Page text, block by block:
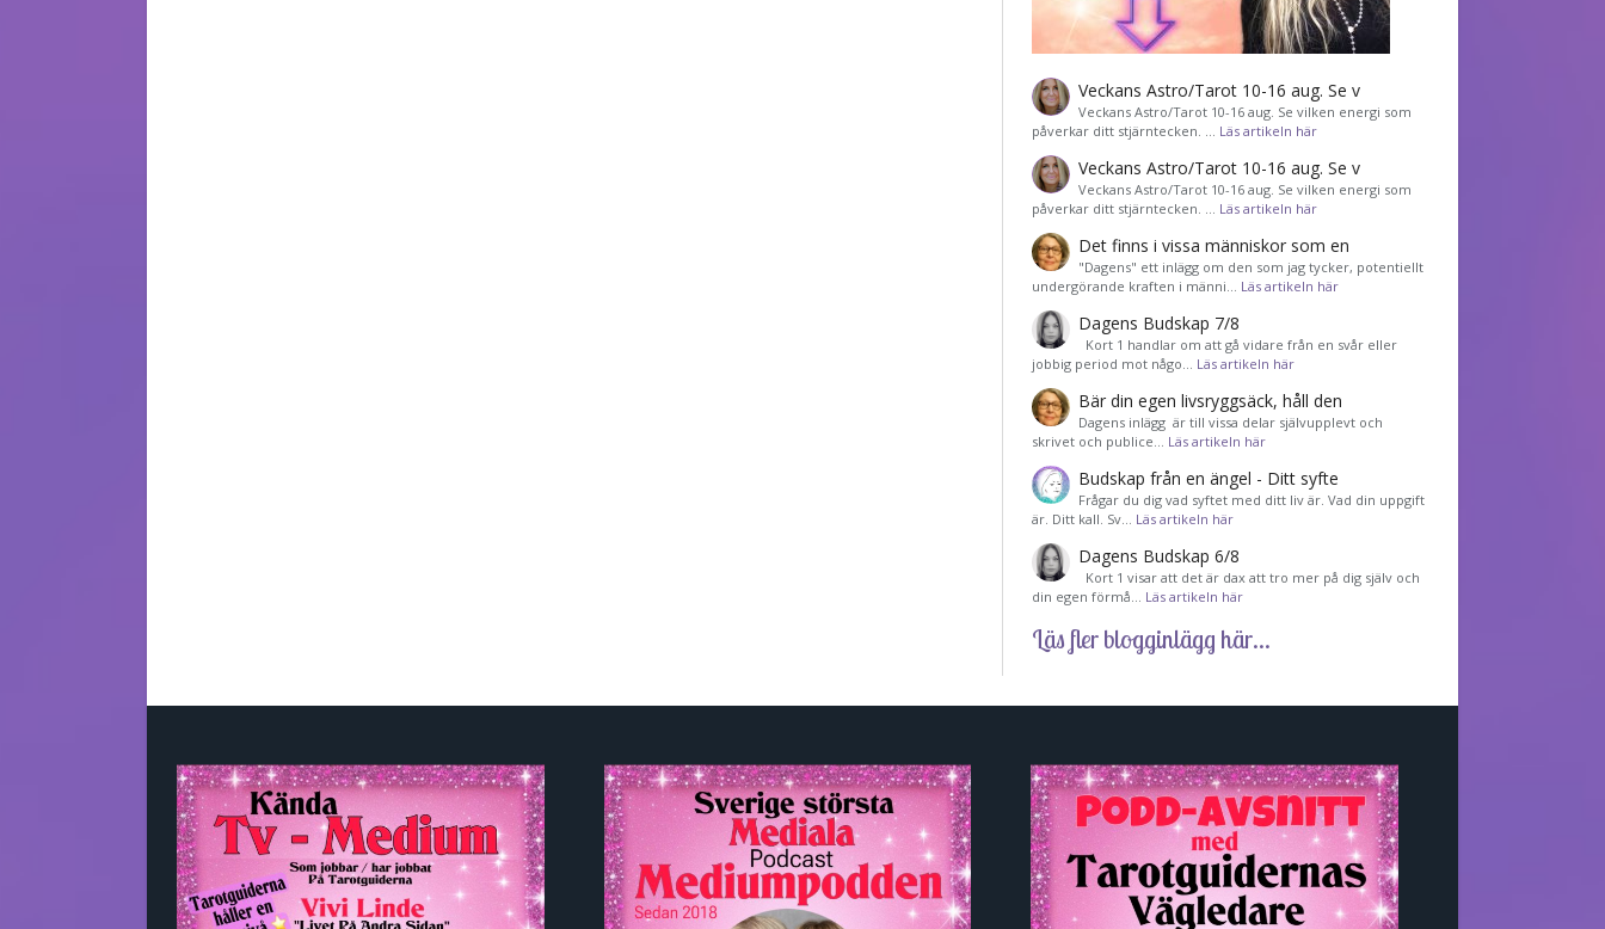
Veckans Astro/Tarot 10-16 aug. Se v
Veckans Astro/Tarot 10-16 aug. Se vilken energi som
påverkar ditt stjärntecken. … Läs artikeln här
Veckans Astro/Tarot 10-16 aug. Se v
Veckans Astro/Tarot 10-16 aug. Se vilken energi som
påverkar ditt stjärntecken. … Läs artikeln här
Det finns i vissa människor som en
"Dagens" ett inlägg om den som jag tycker, potentiellt
undergörande kraften i männi… Läs artikeln här
Dagens Budskap 7/8
Kort 1 handlar om att gå vidare från en svår eller
jobbig period mot någo… Läs artikeln här
Bär din egen livsryggsäck, håll den
Dagens inlägg är till vissa delar självupplevt och
skrivet och publice… Läs artikeln här
Budskap från en ängel - Ditt syfte
Frågar du dig vad syftet med ditt liv är. Vad din uppgift
är. Ditt kall. Sv… Läs artikeln här
Dagens Budskap 6/8
Kort 1 visar att det är dax att tro mer på dig själv och
din egen förmå… Läs artikeln här
Läs fler blogginlägg här...